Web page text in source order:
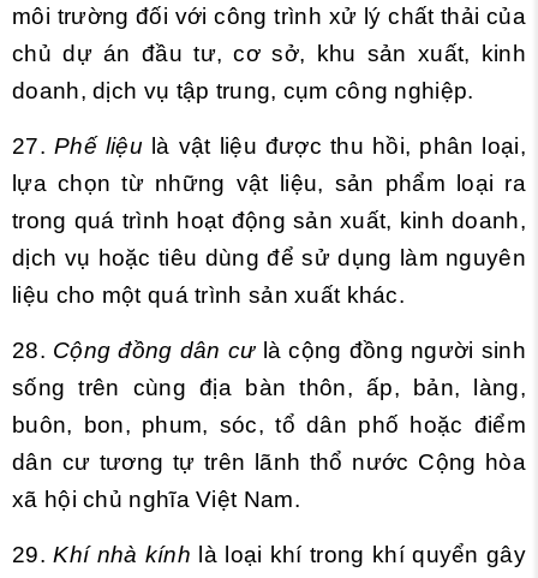
môi trường đối với công trình xử lý chất thải của
chủ dự án đầu tư, cơ sở, khu sản xuất, kinh
doanh, dịch vụ tập trung, cụm công nghiệp.
27. Phế liệu là vật liệu được thu hồi, phân loại,
lựa chọn từ những vật liệu, sản phẩm loại ra
trong quá trình hoạt động sản xuất, kinh doanh,
dịch vụ hoặc tiêu dùng để sử dụng làm nguyên
liệu cho một quá trình sản xuất khác.
28. Cộng đồng dân cưlà cộng đồng người sinh
sống trên cùng địa bàn thôn, ấp, bản, làng,
buôn, bon, phum, sóc, tổ dân phố hoặc điểm
dân cư tương tự trên lãnh thổ nước Cộng hòa
xã hội chủ nghĩa Việt Nam.
29. Khí nhà kính là loại khí trong khí quyển gây